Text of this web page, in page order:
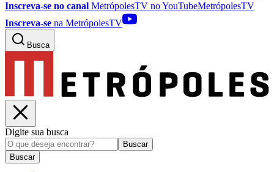
Inscreva-se no canal MetrópolesTV noYouTubeMetrópolesTV
Inscreva-se na MetrópolesTV
Busca
Digite sua busca
Buscar
Buscar